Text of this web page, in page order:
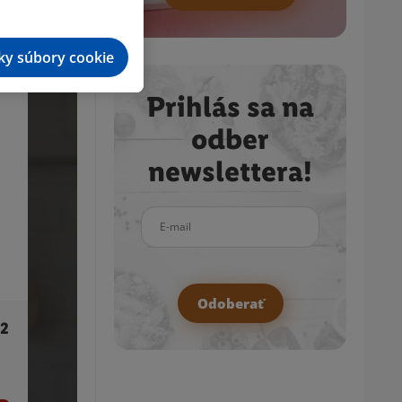
SILVERCREST® Rýchlovarná kanvica SWKC
3000 F4/SWKC 2200 F4/SOWKC 3000 F4
Prihlás sa na
odber
newslettera!
Odoberať
súbory cookie